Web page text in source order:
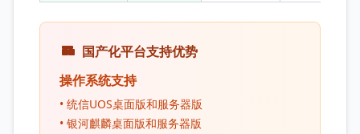
国产化平台支持优势
操作系统支持
• 统信UOS桌面版和服务器版
• 银河麒麟桌面版和服务器版